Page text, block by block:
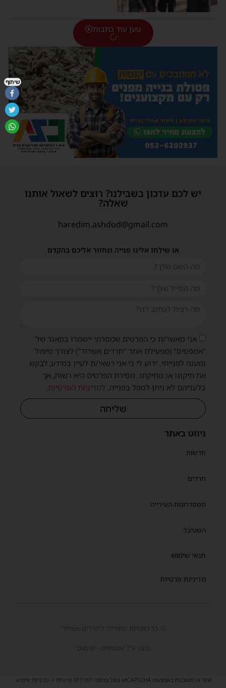
טען עוד כתבות
ניווט באתר
חדשות
חרדים
ממסדרונות העירייה
השטיבל
תנאי שימוש
מדיניות פרטיות
יש לכם עדכון בשבילנו? רוצים לשאול אותנו
שאלה?
haredim.ashdod@gmail.com
או שילחו אלינו פנייה ונחזור אליכם בהקדם
אני מאשר/ת כי הפרטים שמסרתי יישמרו במאגר של
"אמפסיס" (מפעילת אתר "חרדים אשדוד") לצורך טיפול
ומענה לפנייתי. ידוע לי כי אני רשאי/ת לעיין במידע, לבקש
את תיקונו או מחיקתו. מסירת הפרטים היא רשות, אך
בלעדיהם לא ניתן לטפל בפנייה. למדיניות הפרטיות
שליחה
© כל הזכויות שמורות ל'חרדים אשדוד'
נבנה ע"י 'אמפסיס - פרסום'
אתר זה מאובטח באמצעות reCAPTCHA וגוגל בכפוף למדיניות פרטיות ו-מדיניות שימוש
שיתוף